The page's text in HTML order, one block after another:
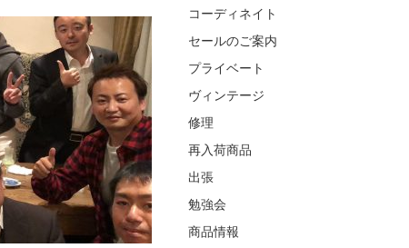
コーディネイト
セールのご案内
プライベート
ヴィンテージ
修理
再入荷商品
出張
勉強会
商品情報